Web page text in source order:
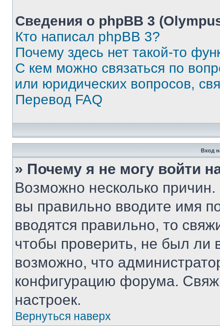
Сведения о phpBB 3
Кто написал phpBB 3?
Почему здесь нет такой-то
С кем можно связаться по
или юридических вопросов,
Перевод FAQ
Вход
» Почему я не могу войти
Возможно несколько
вы правильно вводите имя
вводятся правильно, то
чтобы проверить, не был ли
возможно, что
конфигурацию форума.
настроек.
Вернуться наверх